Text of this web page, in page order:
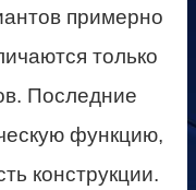
примерно
только
Последние
функцию,
конструкции.